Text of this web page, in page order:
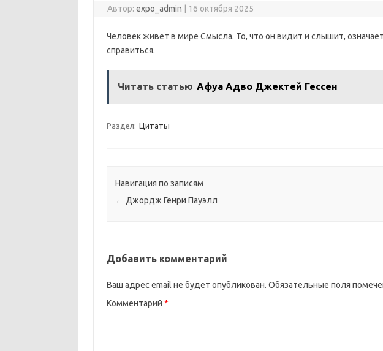
Автор:expo_admin 16 октября 2025
Человек живет в мире Смысла. То, что он видит и слышит,
справиться.
Читать статью Афуа Адво Джектей Гессен
Раздел: Цитаты
Навигация по записям
← Джордж Генри Пауэлл
Добавить комментарий
Ваш адрес email не будет опубликован. Обязательные поля
Комментарий *